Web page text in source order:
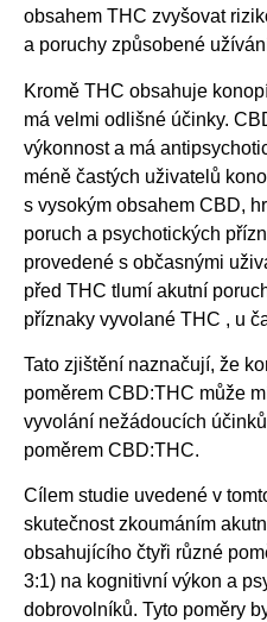
obsahem THC zvyšovat
a poruchy způsobené
Kromě THC obsahuje
má velmi odlišné účinky.
výkonnost a má
méně častých uživatelů
s vysokým obsahem CBD,
poruch a psychotických
provedené s občasnými
před THC tlumí akutní
příznaky vyvolané THC , u
Tato zjištění naznačují, že
poměrem CBD:THC může
vyvolání nežádoucích
poměrem CBD:THC.
Cílem studie uvedené v
skutečnost zkoumáním
obsahujícího čtyři různé
3:1) na kognitivní výkon a
dobrovolníků. Tyto poměry